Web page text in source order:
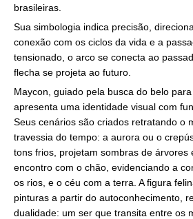
brasileiras.
Sua simbologia indica precisão,
conexão com os ciclos da vida e a
tensionado, o arco se conecta ao
flecha se projeta ao futuro.
Maycon, guiado pela busca do belo
apresenta uma identidade visual com
Seus cenários são criados retratando o
travessia do tempo: a aurora ou o
tons frios, projetam sombras de árvores
encontro com o chão, evidenciando a
os rios, e o céu com a terra. A figura
pinturas a partir do autoconhecimento,
dualidade: um ser que transita entre os